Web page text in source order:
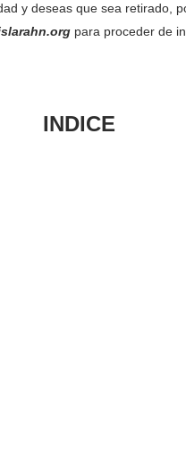
y deseas que sea retirado,
para proceder de
INDICE